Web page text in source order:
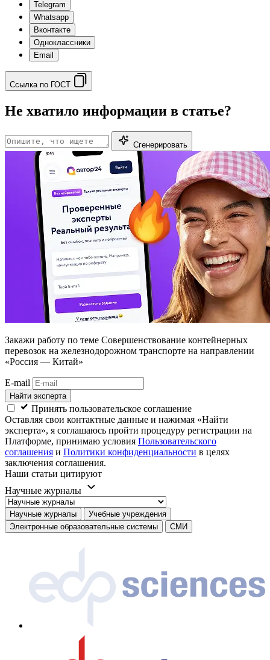
Telegram
Whatsapp
Вконтакте
Одноклассники
Email
Ссылка по ГОСТ
Не хватило информации в статье?
Сгенерировать
Закажи работу по теме Совершенствование контейнерных
перевозок на железнодорожном транспорте на направлении
«Россия — Китай»
E-mail
Найти эксперта
Принять пользовательское соглашение
Оставляя свои контактные данные и нажимая «Найти
эксперта», я соглашаюсь пройти процедуру регистрации на
Платформе, принимаю условия Пользовательского
соглашения и Политики конфиденциальности в целях
заключения соглашения.
Наши статьи цитируют
Научные журналы
Научные журналы
Учебные учреждения
Электронные образовательные системы
СМИ